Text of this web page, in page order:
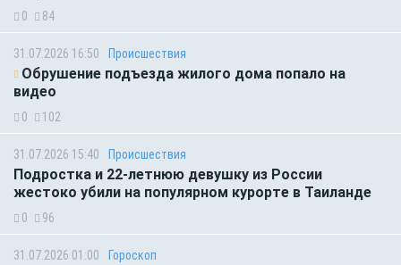
0 84
31.07.2026 16:50 Происшествия
Обрушение подъезда жилого дома попало на
видео
0 102
31.07.2026 15:40 Происшествия
Подростка и 22-летнюю девушку из России
жестоко убили на популярном курорте в Таиланде
0 96
31.07.2026 01:00 Гороскоп